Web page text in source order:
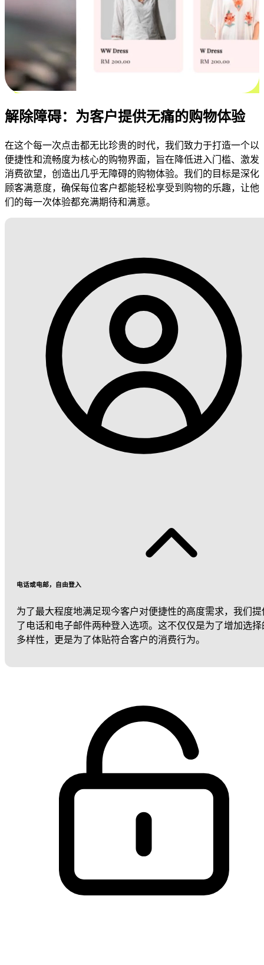
解除障碍：为客户提供无痛的购物体验
在这个每一次点击都无比珍贵的时代，我们致力于打造一个以
便捷性和流畅度为核心的购物界面，旨在降低进入门槛、激发
消费欲望，创造出几乎无障碍的购物体验。我们的目标是深化
顾客满意度，确保每位客户都能轻松享受到购物的乐趣，让他
们的每一次体验都充满期待和满意。
电话或电邮，自由登入
为了最大程度地满足现今客户对便捷性的高度需求，我们提
了电话和电子邮件两种登入选项。这不仅仅是为了增加选择
多样性，更是为了体贴符合客户的消费行为。